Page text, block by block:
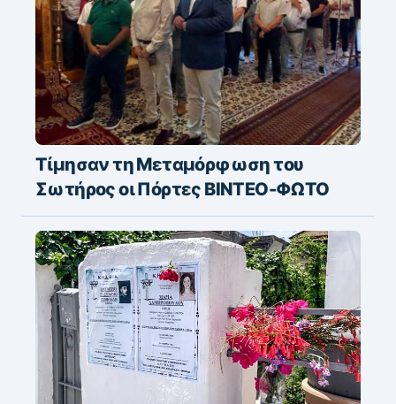
Τίμησαν τη Μεταμόρφωση του
Σωτήρος οι Πόρτες ΒΙΝΤΕΟ-ΦΩΤΟ